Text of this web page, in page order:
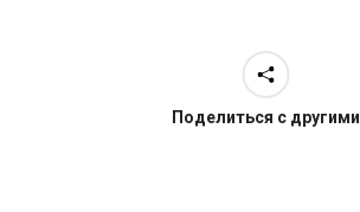
Поделиться с другими